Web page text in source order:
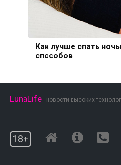
Как лучше спать
способов
LunaLife - новости высоких
18+